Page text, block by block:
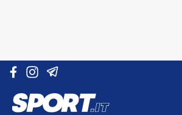
Vai al contenuto